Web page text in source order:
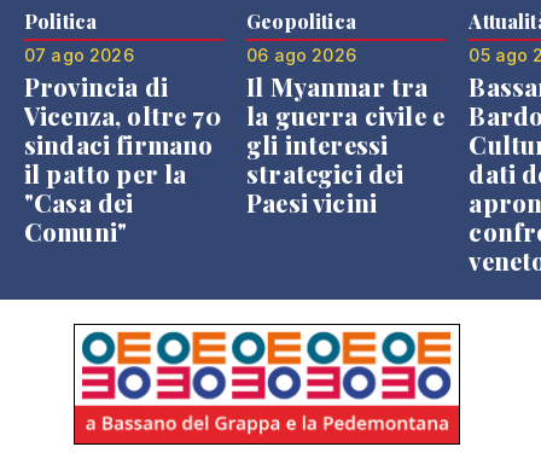
Politica
07 ago 2026
Provincia di
Vicenza, oltre 70
sindaci firmano
il patto per la
"Casa dei
Comuni"
Geopolitica
06 ago 2026
Il Myanmar tra
la guerra civile e
gli interessi
strategici dei
Paesi vicini
05 ago
dati